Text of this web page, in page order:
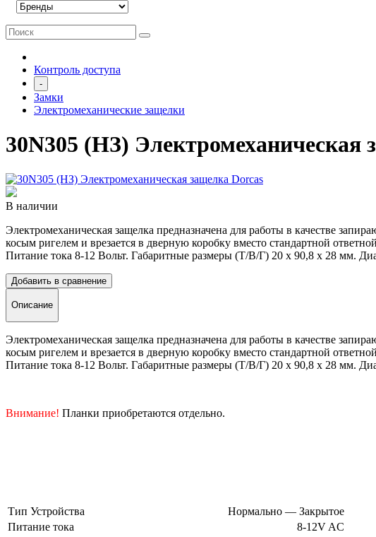
Контроль доступа
-
Замки
Электромеханические защелки
30N305 (НЗ) Электромеханическая
В наличии
Электромеханическая защелка предназначена для работы в качестве
косым ригелем и врезается в дверную коробку вместо стандартной
Питание тока 8-12 Вольт. Габаритные размеры (Т/В/Г) 20 х 90,8 х 28 мм.
Добавить в сравнение
Описание
Электромеханическая защелка предназначена для работы в качестве
косым ригелем и врезается в дверную коробку вместо стандартной
Питание тока 8-12 Вольт. Габаритные размеры (Т/В/Г) 20 х 90,8 х 28 мм.
Внимание! Планки приобретаются отдельно.
Тип Устройства
Нормально — Закрытое
Питание тока
8-12V AC